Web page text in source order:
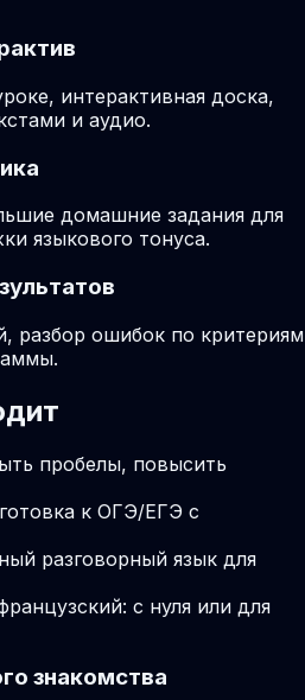
интерактивная доска,
и аудио.
домашние задания для
языкового тонуса.
разбор ошибок по критериям
пробелы, повысить
к ОГЭ/ЕГЭ с
разговорный язык для
с нуля или для
знакомства